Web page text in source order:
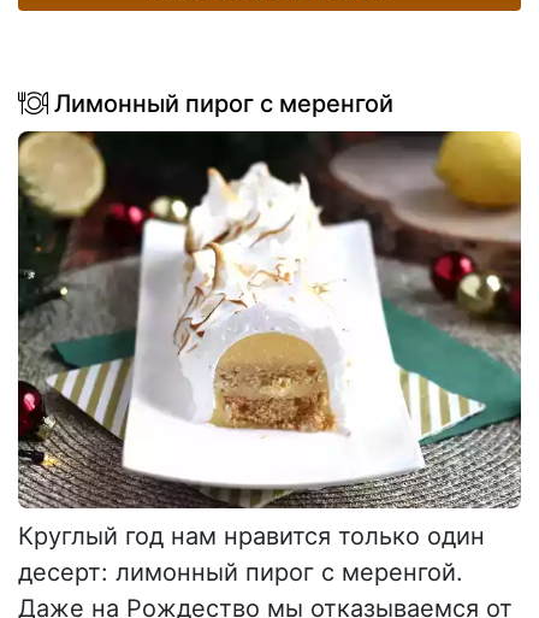
Лимонный пирог с меренгой
Круглый год нам нравится только один
десерт: лимонный пирог с меренгой.
Даже на Рождество мы отказываемся от